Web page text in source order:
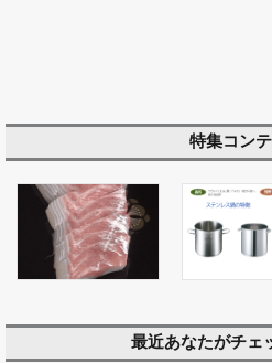
特集コン
最近あなたがチェ